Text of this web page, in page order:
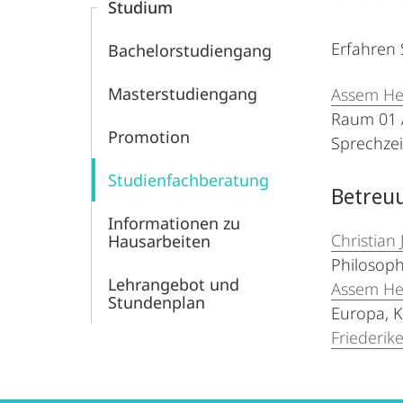
Studium
Bachelor­studiengang
Master­studiengang
Promotion
Studien­fach­beratung
Informationen zu
Hausarbeiten
Lehrangebot und
Stundenplan
Erfahren
Assem
Raum 01
Christian
Assem
Europa,